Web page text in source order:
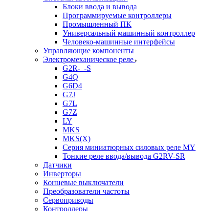
Блоки ввода и вывода
Программируемые контроллеры
Промышленный ПК
Универсальный машинный контроллер
Человеко-машинные интерфейсы
Управляющие компоненты
Электромеханическое реле
G2R-_-S
G4Q
G6D4
G7J
G7L
G7Z
LY
MKS
MKS(X)
Серия миниатюрных силовых реле MY
Тонкие реле ввода/вывода G2RV-SR
Датчики
Инверторы
Концевые выключатели
Преобразователи частоты
Сервоприводы
Контроллеры